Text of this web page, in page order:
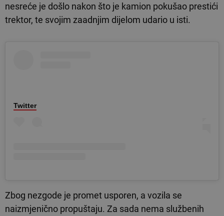
nesreće je došlo nakon što je kamion pokušao prestići
trektor, te svojim zaadnjim dijelom udario u isti.
Twitter
Zbog nezgode je promet usporen, a vozila se
naizmjenično propuštaju. Za sada nema službenih